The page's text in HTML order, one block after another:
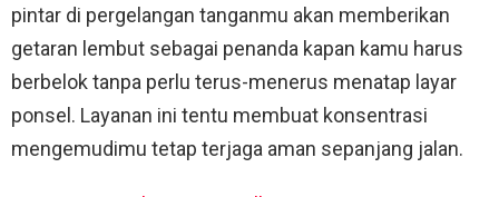
pintar di pergelangan tanganmu akan memberikan
getaran lembut sebagai penanda kapan kamu harus
berbelok tanpa perlu terus-menerus menatap layar
ponsel. Layanan ini tentu membuat konsentrasi
mengemudimu tetap terjaga aman sepanjang jalan.